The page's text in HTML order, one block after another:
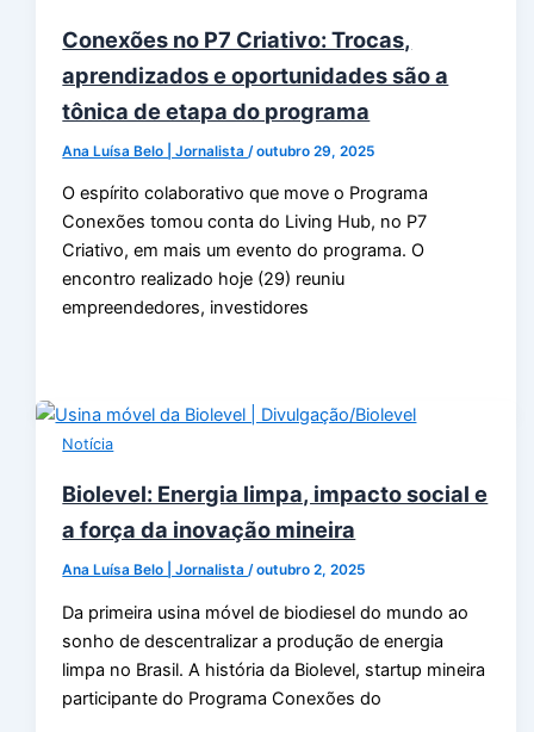
Conexões no P7 Criativo: Trocas,
aprendizados e oportunidades são a
tônica de etapa do programa
Ana Luísa Belo | Jornalista /outubro 29, 2025
O espírito colaborativo que move o Programa
Conexões tomou conta do Living Hub, no P7
Criativo, em mais um evento do programa. O
encontro realizado hoje (29) reuniu
empreendedores, investidores
Notícia
Biolevel: Energia limpa, impacto social e
a força da inovação mineira
Ana Luísa Belo | Jornalista/outubro 2, 2025
Da primeira usina móvel de biodiesel do mundo ao
sonho de descentralizar a produção de energia
limpa no Brasil. A história da Biolevel, startup mineira
participante do Programa Conexões do